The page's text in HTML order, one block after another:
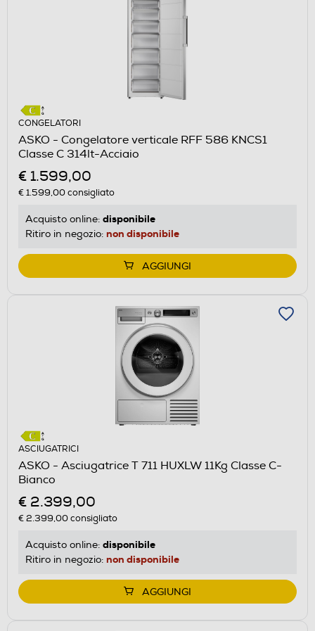
CONGELATORI
ASKO - Congelatore verticale RFF 586 KNCS1
Classe C 314lt-Acciaio
€ 1.599,00
€ 1.599,00consigliato
Acquisto online: disponibile
Ritiro in negozio: non disponibile
AGGIUNGI
ASCIUGATRICI
ASKO - Asciugatrice T 711 HUXLW 11Kg Classe C-
Bianco
€ 2.399,00
€ 2.399,00consigliato
Acquisto online: disponibile
Ritiro in negozio: non disponibile
AGGIUNGI